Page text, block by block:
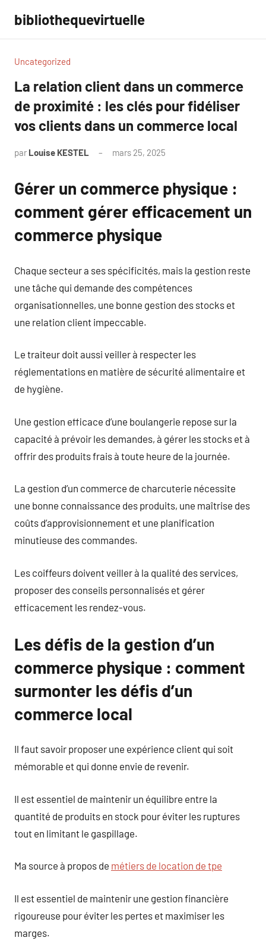
contenu
bibliothequevirtuelle
Uncategorized
La relation client dans un commerce
de proximité : les clés pour fidéliser
vos clients dans un commerce local
par Louise KESTEL mars 25, 2025
Gérer un commerce physique :
comment gérer efficacement un
commerce physique
Chaque secteur a ses spécificités, mais la gestion reste
une tâche qui demande des compétences
organisationnelles, une bonne gestion des stocks et
une relation client impeccable.
Le traiteur doit aussi veiller à respecter les
réglementations en matière de sécurité alimentaire et
de hygiène.
Une gestion efficace d’une boulangerie repose sur la
capacité à prévoir les demandes, à gérer les stocks et à
offrir des produits frais à toute heure de la journée.
La gestion d’un commerce de charcuterie nécessite
une bonne connaissance des produits, une maîtrise des
coûts d’approvisionnement et une planification
minutieuse des commandes.
Les coiffeurs doivent veiller à la qualité des services,
proposer des conseils personnalisés et gérer
efficacement les rendez-vous.
Les défis de la gestion d’un
commerce physique : comment
surmonter les défis d’un
commerce local
Il faut savoir proposer une expérience client qui soit
mémorable et qui donne envie de revenir.
Il est essentiel de maintenir un équilibre entre la
quantité de produits en stock pour éviter les ruptures
tout en limitant le gaspillage.
Ma source à propos de métiers de location de tpe
Il est essentiel de maintenir une gestion financière
rigoureuse pour éviter les pertes et maximiser les
marges.